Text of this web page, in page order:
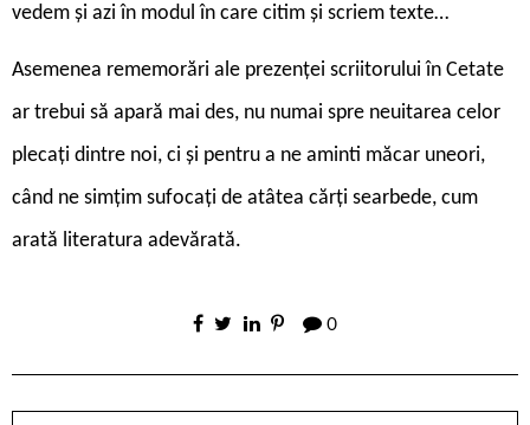
vedem și azi în modul în care citim și scriem texte…
Asemenea rememorări ale prezenței scriito­rului în Cetate
ar trebui să apară mai des, nu numai spre neuitarea celor
plecați dintre noi, ci și pentru a ne aminti măcar uneori,
când ne simțim sufocați de atâtea cărți searbede, cum
arată literatura adevărată.
0